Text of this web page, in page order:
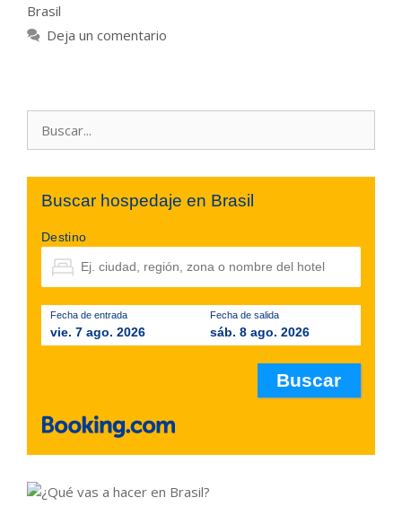
Brasil
Deja un comentario
Buscar hospedaje en Brasil
Destino
Fecha de entrada
vie. 7 ago. 2026
Fecha de salida
sáb. 8 ago. 2026